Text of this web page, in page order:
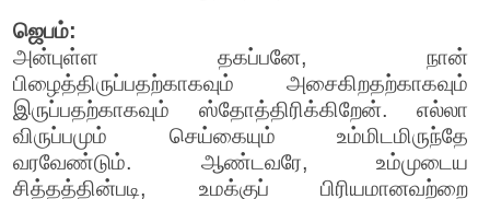
ஜெபம்:
அன்புள்ள தகப்பனே, நான்
பிழைத்திருப்பதற்காகவும் அசைகிறதற்காகவும்
இருப்பதற்காகவும் ஸ்தோத்திரிக்கிறேன். எல்லா
விருப்பமும் செய்கையும் உம்மிடமிருந்தே
வரவேண்டும். ஆண்டவரே, உம்முடைய
சித்தத்தின்படி, உமக்குப் பிரியமானவற்றை